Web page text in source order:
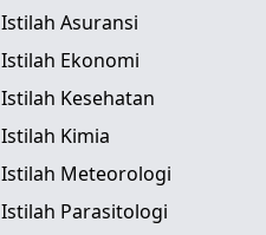
Istilah Asuransi
Istilah Ekonomi
Istilah Kesehatan
Istilah Kimia
Istilah Meteorologi
Istilah Parasitologi